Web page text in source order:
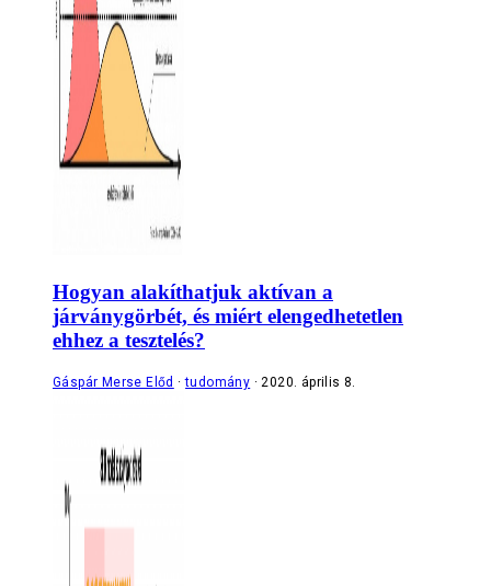
Hogyan alakíthatjuk aktívan a
járványgörbét, és miért elengedhetetlen
ehhez a tesztelés?
Gáspár Merse Előd tudomány 2020. április 8.